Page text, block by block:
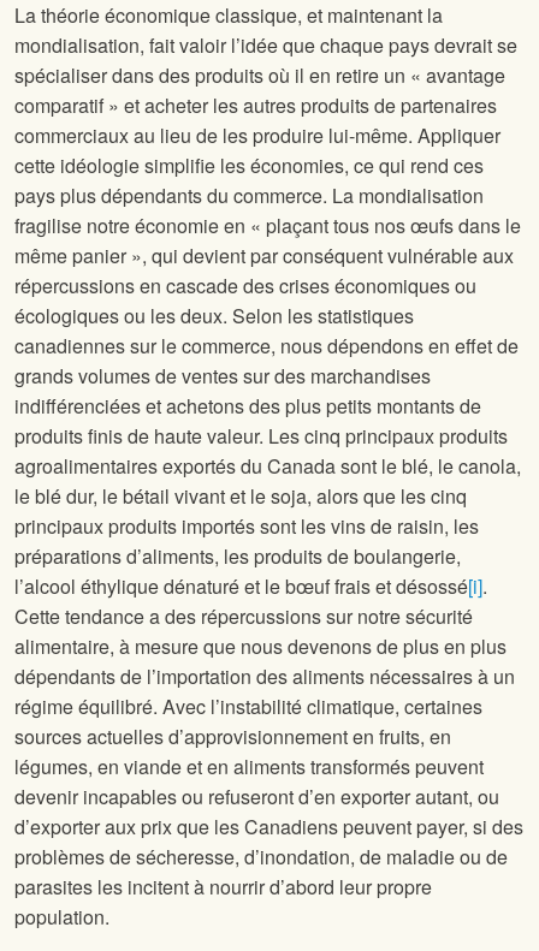
La théorie économique classique, et maintenant la
mondialisation, fait valoir l’idée que chaque pays devrait se
spécialiser dans des produits où il en retire un « avantage
comparatif » et acheter les autres produits de partenaires
commerciaux au lieu de les produire lui-même. Appliquer
cette idéologie simplifie les économies, ce qui rend ces
pays plus dépendants du commerce. La mondialisation
fragilise notre économie en « plaçant tous nos œufs dans le
même panier », qui devient par conséquent vulnérable aux
répercussions en cascade des crises économiques ou
écologiques ou les deux. Selon les statistiques
canadiennes sur le commerce, nous dépendons en effet de
grands volumes de ventes sur des marchandises
indifférenciées et achetons des plus petits montants de
produits finis de haute valeur. Les cinq principaux produits
agroalimentaires exportés du Canada sont le blé, le canola,
le blé dur, le bétail vivant et le soja, alors que les cinq
principaux produits importés sont les vins de raisin, les
préparations d’aliments, les produits de boulangerie,
l’alcool éthylique dénaturé et le bœuf frais et désossé[i].
Cette tendance a des répercussions sur notre sécurité
alimentaire, à mesure que nous devenons de plus en plus
dépendants de l’importation des aliments nécessaires à un
régime équilibré. Avec l’instabilité climatique, certaines
sources actuelles d’approvisionnement en fruits, en
légumes, en viande et en aliments transformés peuvent
devenir incapables ou refuseront d’en exporter autant, ou
d’exporter aux prix que les Canadiens peuvent payer, si des
problèmes de sécheresse, d’inondation, de maladie ou de
parasites les incitent à nourrir d’abord leur propre
population.